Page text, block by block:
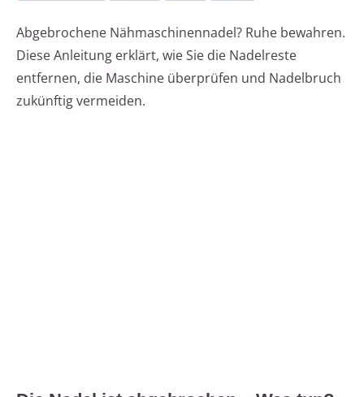
Abgebrochene Nähmaschinennadel? Ruhe bewahren.
Diese Anleitung erklärt, wie Sie die Nadelreste
entfernen, die Maschine überprüfen und Nadelbruch
zukünftig vermeiden.